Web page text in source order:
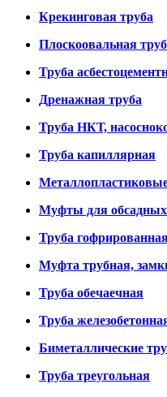
Крекинговая труба
Плоскоовальная
Труба
Дренажная труба
Труба НКТ,
Труба капиллярная
Муфты для обсадных
Труба
Муфта трубная,
Труба обечаечная
Труба
Биметаллические
Труба треугольная